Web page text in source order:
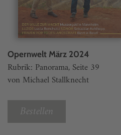
Opernwelt März 2024
Rubrik: Panorama, Seite 39
von Michael Stallknecht
Bestellen